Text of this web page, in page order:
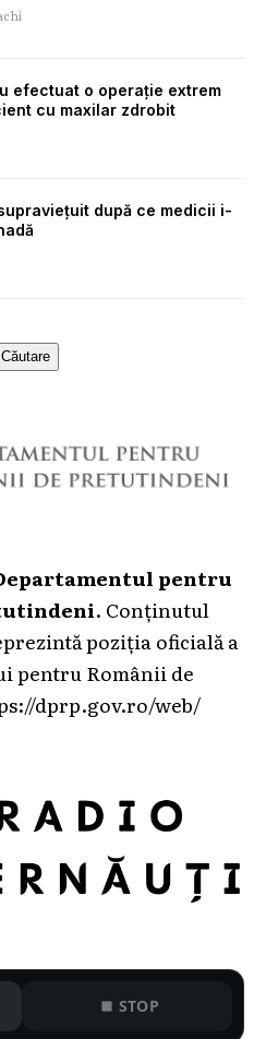
efectuat o operație extrem
cu maxilar zdrobit
după ce medicii i-
Căutare
pentru
. Conținutul
poziția oficială a
pentru Românii de
dprp.gov.ro/web/
STOP